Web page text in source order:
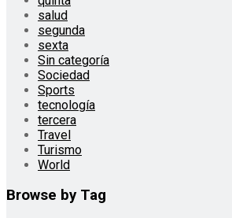
salud
segunda
sexta
Sin categoría
Sociedad
Sports
tecnología
tercera
Travel
Turismo
World
Browse by Tag